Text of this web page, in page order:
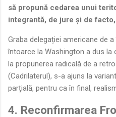
să propună cedarea unui
integrantă, de jure și de
Graba delegației americane de
întoarce la Washington a dus la
la propunerea radicală de a
(Cadrilaterul), s-a ajuns la
parțială, pentru ca în final,
4. Reconfirmarea